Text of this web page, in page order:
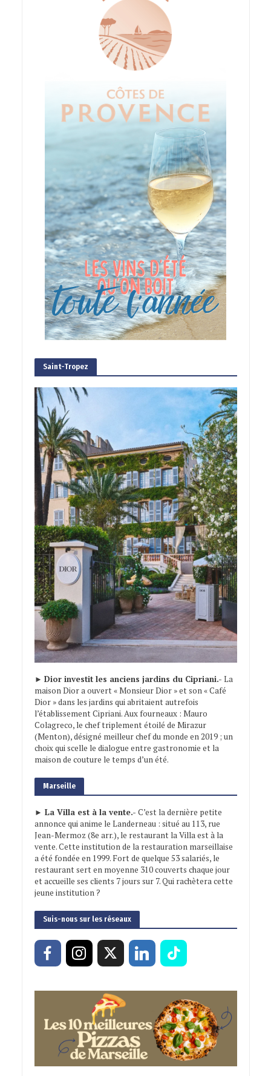
Saint-Tropez
► Dior investit les anciens jardins du Cipriani.- La
maison Dior a ouvert « Monsieur Dior » et son « Café
Dior » dans les jardins qui abritaient autrefois
l’établissement Cipriani. Aux fourneaux : Mauro
Colagreco, le chef triplement étoilé de Mirazur
(Menton), désigné meilleur chef du monde en 2019 ; un
choix qui scelle le dialogue entre gastronomie et la
maison de couture le temps d’un été.
Marseille
► La Villa est à la vente.- C’est la dernière petite
annonce qui anime le Landerneau : situé au 113, rue
Jean-Mermoz (8e arr.), le restaurant la Villa est à la
vente. Cette institution de la restauration marseillaise
a été fondée en 1999. Fort de quelque 53 salariés, le
restaurant sert en moyenne 310 couverts chaque jour
et accueille ses clients 7 jours sur 7. Qui rachètera cette
jeune institution ?
Suis-nous sur les réseaux